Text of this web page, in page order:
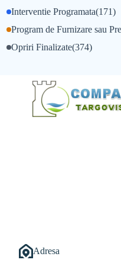
Interventie Programata(171)
Opriri Finalizate(374)
Program de Furnizare sau
Adresa